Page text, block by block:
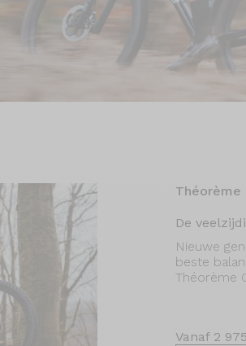
Théorème
De
Nieuwe
beste
Théorème
Vanaf 2